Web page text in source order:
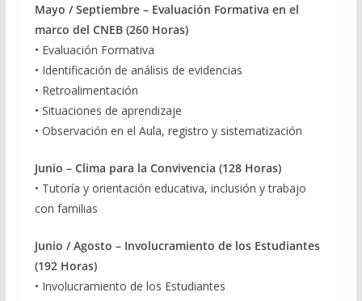
Mayo / Septiembre – Evaluación Formativa en el
marco del CNEB (260 Horas)
• Evaluación Formativa
• Identificación de análisis de evidencias
• Retroalimentación
• Situaciones de aprendizaje
• Observación en el Aula, registro y sistematización
Junio – Clima para la Convivencia (128 Horas)
• Tutoría y orientación educativa, inclusión y trabajo
con familias
Junio / Agosto – Involucramiento de los Estudiantes
(192 Horas)
• Involucramiento de los Estudiantes